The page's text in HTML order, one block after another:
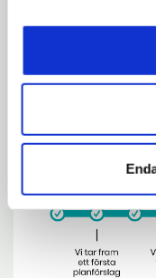
2026, kvartal 4,